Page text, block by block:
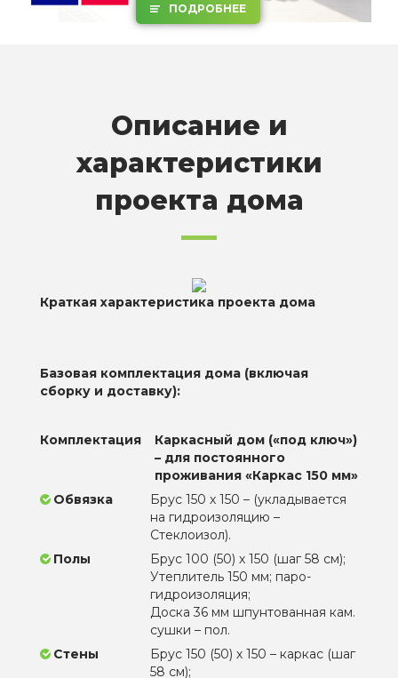
ПОДРОБНЕЕ
Описание и
характеристики
проекта дома
Краткая характеристика проекта дома
Базовая комплектация дома (включая
сборку и доставку):
Комплектация
Каркасный дом («под ключ»)
– для постоянного
проживания «Каркас 150 мм»
Обвязка
Брус 150 х 150 – (укладывается
на гидроизоляцию –
Стеклоизол).
Полы
Брус 100 (50) х 150 (шаг 58 см);
Утеплитель 150 мм; паро-
гидроизоляция;
Доска 36 мм шпунтованная кам.
сушки – пол.
Стены
Брус 150 (50) х 150 – каркас (шаг
58 см);